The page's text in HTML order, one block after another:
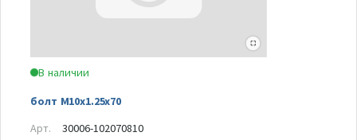
В наличии
болт M10x1.25x70
Арт.
30006-102070810